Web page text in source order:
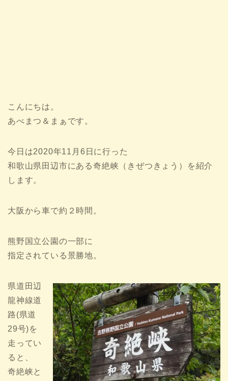
こんにちは。
あべまつ＆まぁです。
今日は2020年11月6日に行った
和歌山県田辺市にある奇絶峡（きぜつきょう）を紹介
します。
大阪から車で約２時間。
熊野国立公園の一部に
指定されている景勝地。
県道田辺
龍神線道
路(県道
29号)を
走ってい
ると、
奇絶峡と